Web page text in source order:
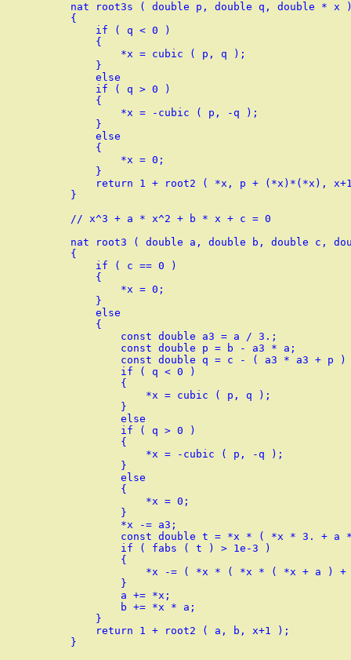
nat root3s ( double p, double q, double * x
{
    if ( q < 0 )
    {
        *x = cubic ( p, q );
    }
    else
    if ( q > 0 )
    {
        *x = -cubic ( p, -q );
    }
    else
    {
        *x = 0;
    }
return 1 + root2 ( *x, p + (*x)*(*x),
}
// x^3 + a * x^2 + b * x + c = 0
nat root3 ( double a, double b, double c,
{
    if ( c == 0 )
    {
        *x = 0;
    }
    else
    {
        const double a3 = a / 3.;
        const double p = b - a3 * a;
const double q = c - ( a3 * a3 + p )
        if ( q < 0 )
        {
            *x = cubic ( p, q );
        }
        else
        if ( q > 0 )
        {
            *x = -cubic ( p, -q );
        }
        else
        {
            *x = 0;
        }
        *x -= a3;
const double t = *x * ( *x * 3. + a
        if ( fabs ( t ) > 1e-3 )
        {
*x -= ( *x * ( *x * ( *x + a ) +
        }
        a += *x;
        b += *x * a;
    }
    return 1 + root2 ( a, b, x+1 );